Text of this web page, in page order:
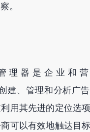
。
理器是企业和
建、管理和分析广
用其先进的定位选
可以有效地触达目